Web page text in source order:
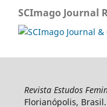
SCImago Journal
Revista Estudos
Florianópolis, Brasil.